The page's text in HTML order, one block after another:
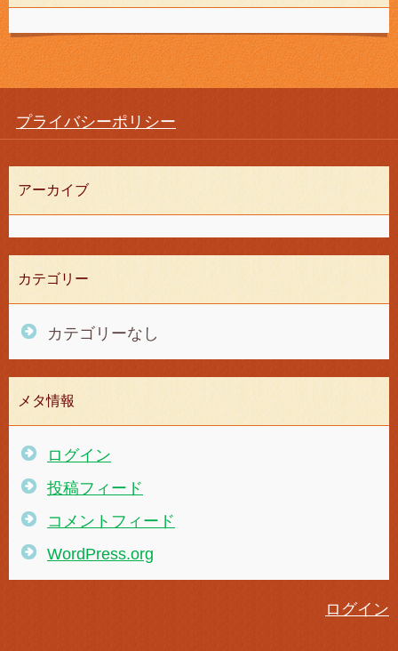
プライバシーポリシー
アーカイブ
カテゴリー
カテゴリーなし
メタ情報
ログイン
投稿フィード
コメントフィード
WordPress.org
ログイン